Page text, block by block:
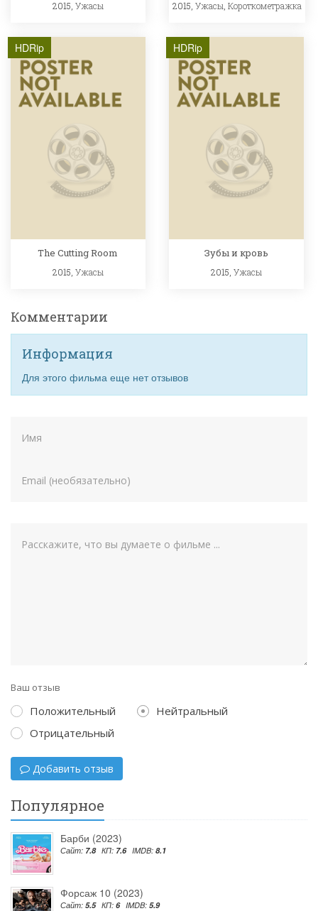
2015, Ужасы 2015,Ужасы ,Короткометражка
HDRip
The Cutting Room
2015, Ужасы
HDRip
Зубы и кровь
2015,Ужасы
Комментарии
Информация
Для этого фильма еще нет отзывов
Ваш отзыв
Положительный
Нейтральный
Отрицательный
Добавить отзыв
Популярное
Барби (2023)
Сайт: 7.8 КП: 7.6 IMDB: 8.1
Форсаж 10 (2023)
Сайт: 5.5 КП: 6 IMDB: 5.9